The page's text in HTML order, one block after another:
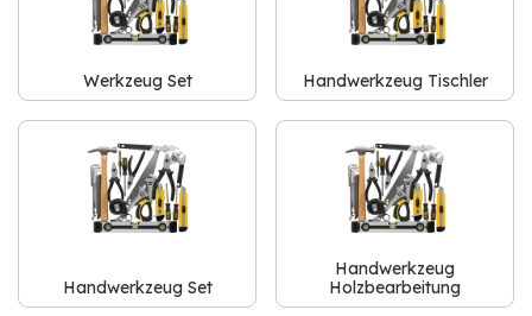
Werkzeug Set Handwerkzeug Tischler
Handwerkzeug Set
Handwerkzeug
Holzbearbeitung